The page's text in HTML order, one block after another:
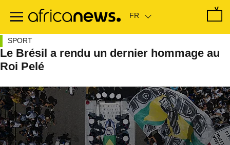
contenu
SPORT
Le Brésil a rendu un dernier hommage au
Roi Pelé